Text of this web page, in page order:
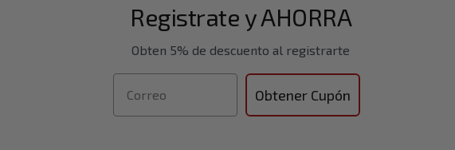
Registrate y AHORRA
Obten 5% de descuento al registrarte
Correo
Obtener Cupón